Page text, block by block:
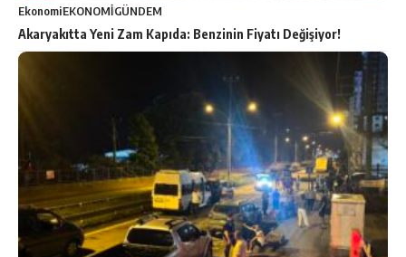
EkonomiEKONOMİGÜNDEM
Akaryakıtta Yeni Zam Kapıda: Benzinin Fiyatı Değişiyor!